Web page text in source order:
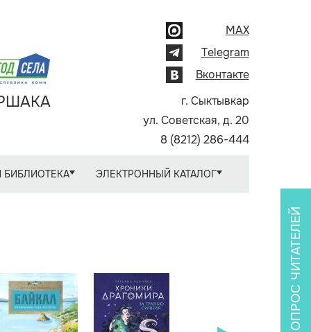
MAX
Telegram
Вконтакте
г. Сыктывкар
ул. Советская, д. 20
8 (8212) 286-444
БИБЛИОТЕКА ЭЛЕКТРОННЫЙ КАТАЛОГ
ОПРОС ЧИТАТЕЛЕЙ